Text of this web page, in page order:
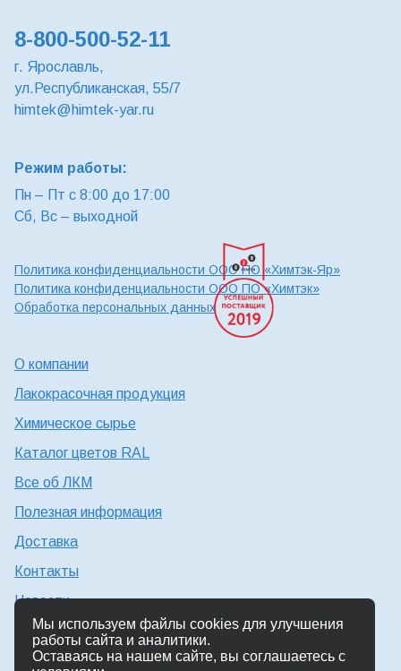
8-800-500-52-11
г. Ярославль,
ул.Республиканская, 55/7
himtek@himtek-yar.ru
Режим работы:
Пн – Пт с 8:00 до 17:00
Сб, Вс – выходной
Политика конфиденциальности ООО ПО «Химтэк-Яр»
Политика конфиденциальности ООО ПО «Химтэк»
Обработка персональных данных
О компании
Лакокрасочная продукция
Химическое сырье
Каталог цветов RAL
Все об ЛКМ
Полезная информация
Доставка
Контакты
Новости
Консультация технолога
Работа в Химтэк
Мы используем файлы cookies для улучшения
работы сайта и аналитики.
Оставаясь на нашем сайте, вы соглашаетесь с